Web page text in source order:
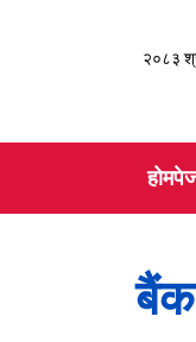
२०८३
बैंक